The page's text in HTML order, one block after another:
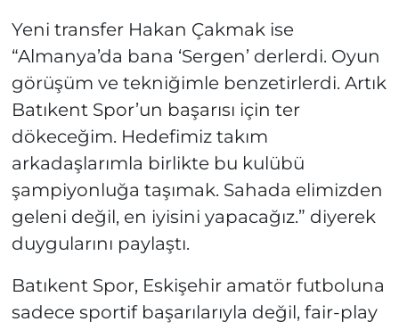
Yeni transfer Hakan Çakmak ise
“Almanya’da bana ‘Sergen’ derlerdi. Oyun
görüşüm ve tekniğimle benzetirlerdi. Artık
Batıkent Spor’un başarısı için ter
dökeceğim. Hedefimiz takım
arkadaşlarımla birlikte bu kulübü
şampiyonluğa taşımak. Sahada elimizden
geleni değil, en iyisini yapacağız.” diyerek
duygularını paylaştı.
Batıkent Spor, Eskişehir amatör futboluna
sadece sportif başarılarıyla değil, fair-play